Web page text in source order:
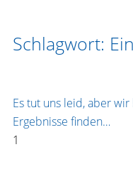
Schlagwort:
Es tut uns leid, aber
Ergebnisse finden…